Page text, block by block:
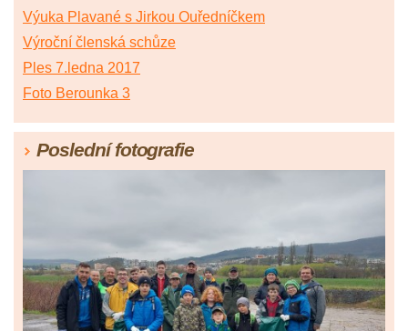
Výuka Plavané s Jirkou Ouředníčkem
Výroční členská schůze
Ples 7.ledna 2017
Foto Berounka 3
Poslední fotografie